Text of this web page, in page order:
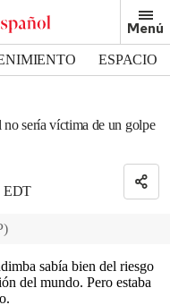
Menú
ESPACIO
no sería víctima de un golpe
EDT
)
sabía bien del riesgo
del mundo. Pero estaba